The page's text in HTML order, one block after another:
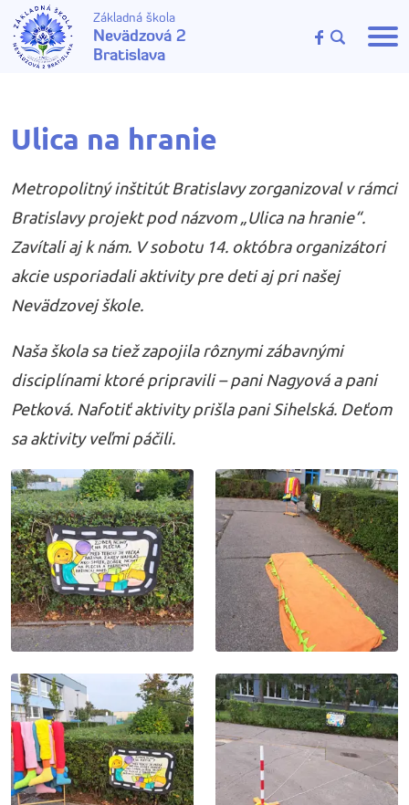
Základná škola
Nevädzová 2
Bratislava
Ulica na hranie
Metropolitný inštitút Bratislavy zorganizoval v rámci
Bratislavy projekt pod názvom „Ulica na hranie“.
Zavítali aj k nám. V sobotu 14. októbra organizátori
akcie usporiadali aktivity pre deti aj pri našej
Nevädzovej škole.
Naša škola sa tiež zapojila rôznymi zábavnými
disciplínami ktoré pripravili – pani Nagyová a pani
Petková. Nafotiť aktivity prišla pani Sihelská. Deťom
sa aktivity veľmi páčili.